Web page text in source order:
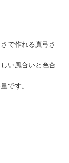
で作れる真弓さ
い風合いと色合
です。